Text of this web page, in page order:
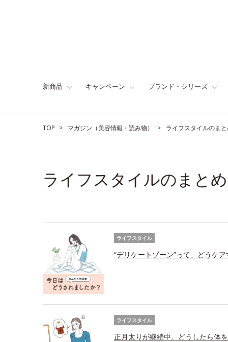
新商品 キャンペーン ブランド・シリーズ
TOP マガジン（美容情報・読み物） ライフスタイルのま
ライフスタイルのまとめ
ライフスタイル
“デリケートゾーン”って、どうケ
ライフスタイル
正月太りが継続中。どうしたら体